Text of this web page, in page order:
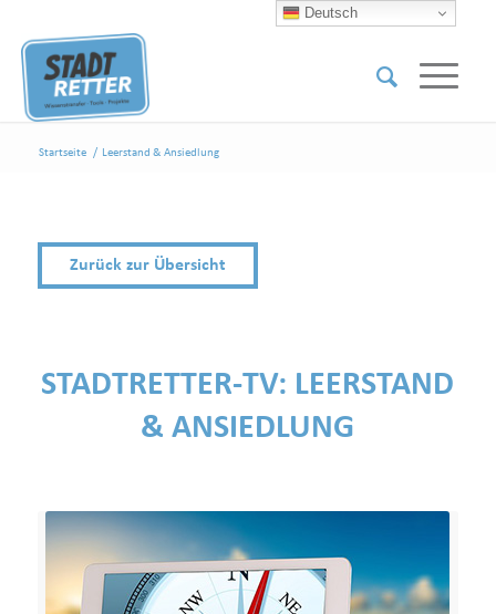
Startseite / Leerstand & Ansiedlung
Zurück zur Übersicht
STADTRETTER-TV: LEERSTAND
& ANSIEDLUNG
Deutsch